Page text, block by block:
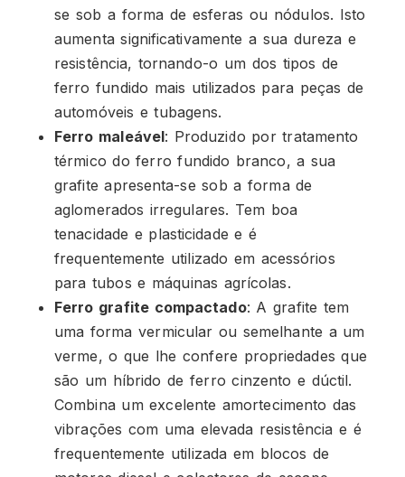
se sob a forma de esferas ou nódulos. Isto
aumenta significativamente a sua dureza e
resistência, tornando-o um dos tipos de
ferro fundido mais utilizados para peças de
automóveis e tubagens.
Ferro maleável: Produzido por tratamento
térmico do ferro fundido branco, a sua
grafite apresenta-se sob a forma de
aglomerados irregulares. Tem boa
tenacidade e plasticidade e é
frequentemente utilizado em acessórios
para tubos e máquinas agrícolas.
Ferro grafite compactado: A grafite tem
uma forma vermicular ou semelhante a um
verme, o que lhe confere propriedades que
são um híbrido de ferro cinzento e dúctil.
Combina um excelente amortecimento das
vibrações com uma elevada resistência e é
frequentemente utilizada em blocos de